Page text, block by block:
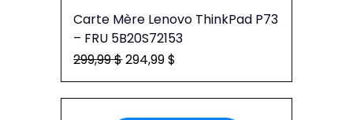
Carte Mère Lenovo ThinkPad P73
– FRU 5B20S72153
Prix original
299,99 $Prix promotionnel
294,99 $